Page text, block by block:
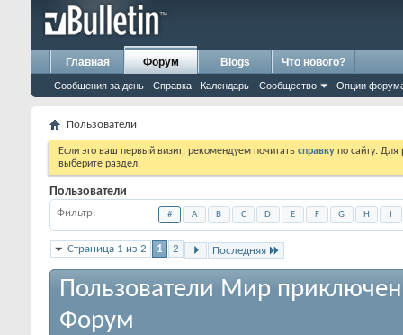
Главная Форум
Сообщения за день Справка Календарь Сообщество Опции
Blogs Что нового?
Пользователи
Если это ваш первый визит, рекомендуем почитать справку по сайту.
выберите раздел.
Пользователи
Фильтр # A B C D E F G H
Страница 1 из 2 1 2 Последняя
Пользователи Мир
Форум